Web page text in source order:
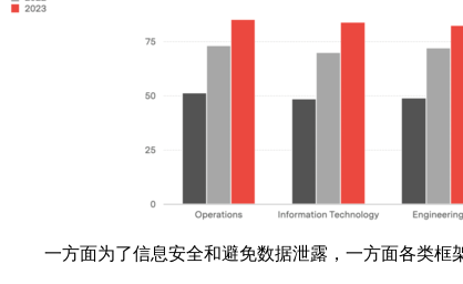
一方面为了信息安全和避免数据泄露，一方面各类框